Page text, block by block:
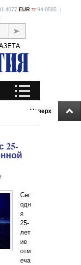
Наверх
EUR
94.0585 |
25-
Сег
одн
я
25-
лет
ие
отм
еча